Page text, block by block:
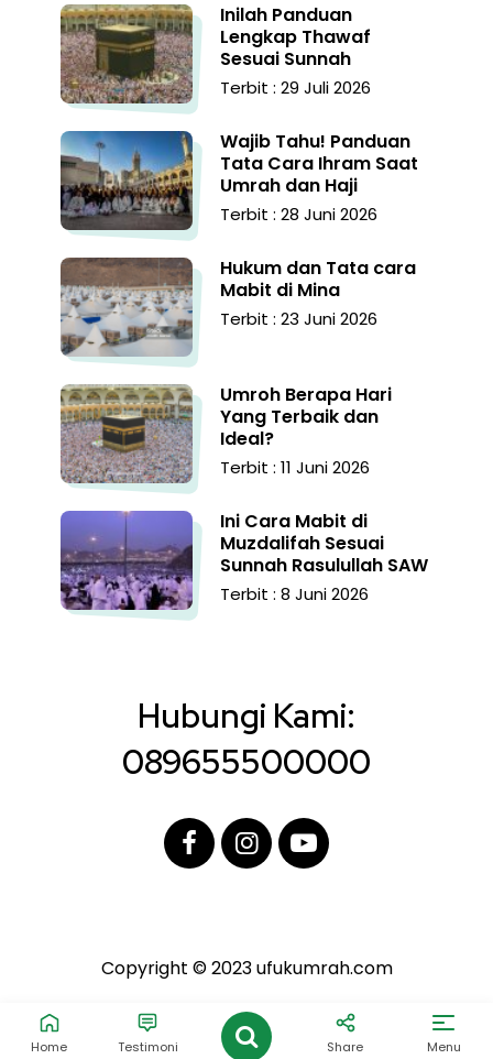
Inilah Panduan
Lengkap Thawaf
Sesuai Sunnah
Terbit : 29 Juli 2026
Wajib Tahu! Panduan
Tata Cara Ihram Saat
Umrah dan Haji
Terbit : 28 Juni 2026
Hukum dan Tata cara
Mabit di Mina
Terbit : 23 Juni 2026
Umroh Berapa Hari
Yang Terbaik dan
Ideal?
Terbit : 11 Juni 2026
Ini Cara Mabit di
Muzdalifah Sesuai
Sunnah Rasulullah SAW
Terbit : 8 Juni 2026
Hubungi Kami:
089655500000
Copyright © 2023 ufukumrah.com
Home Testimoni Share Menu